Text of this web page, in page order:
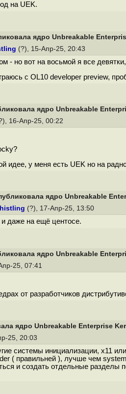
на UEK.
ядро Unbreakable
(?), 15-Апр-25, 20:43
- но вот на восьмой я все
с OL10 developer preview,
ядро Unbreakable
16-Апр-25, 00:22
идее, у меня есть UEK но на
ядро Unbreakable
(?), 17-Апр-25, 13:50
даже на ещё центосе.
ядро Unbreakable
25, 07:41
от разработчиков
ядро Unbreakable Enterprise
25, 20:03
системы инициализации, x11
( правильней ), лучше чем
и создать отдельные разделы